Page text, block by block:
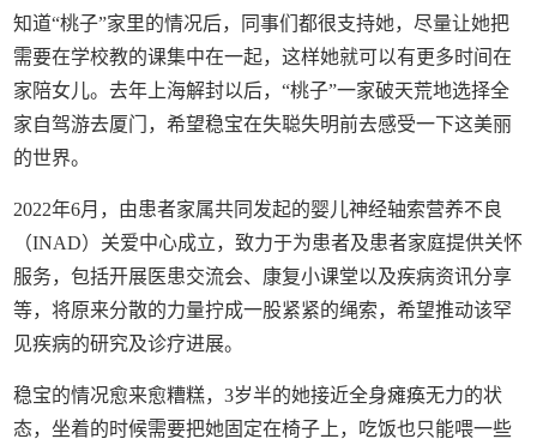
知道“桃子”家里的情况后，同事们都很支持她，尽量让她把
需要在学校教的课集中在一起，这样她就可以有更多时间在
家陪女儿。去年上海解封以后，“桃子”一家破天荒地选择全
家自驾游去厦门，希望稳宝在失聪失明前去感受一下这美丽
的世界。
2022年6月，由患者家属共同发起的婴儿神经轴索营养不良
（INAD）关爱中心成立，致力于为患者及患者家庭提供关怀
服务，包括开展医患交流会、康复小课堂以及疾病资讯分享
等，将原来分散的力量拧成一股紧紧的绳索，希望推动该罕
见疾病的研究及诊疗进展。
稳宝的情况愈来愈糟糕，3岁半的她接近全身瘫痪无力的状
态，坐着的时候需要把她固定在椅子上，吃饭也只能喂一些